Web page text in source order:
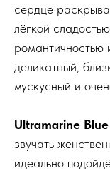
сердце
лёгкой
романтичностью
деликатный,
мускусный и
Ultramarine
звучать
идеально